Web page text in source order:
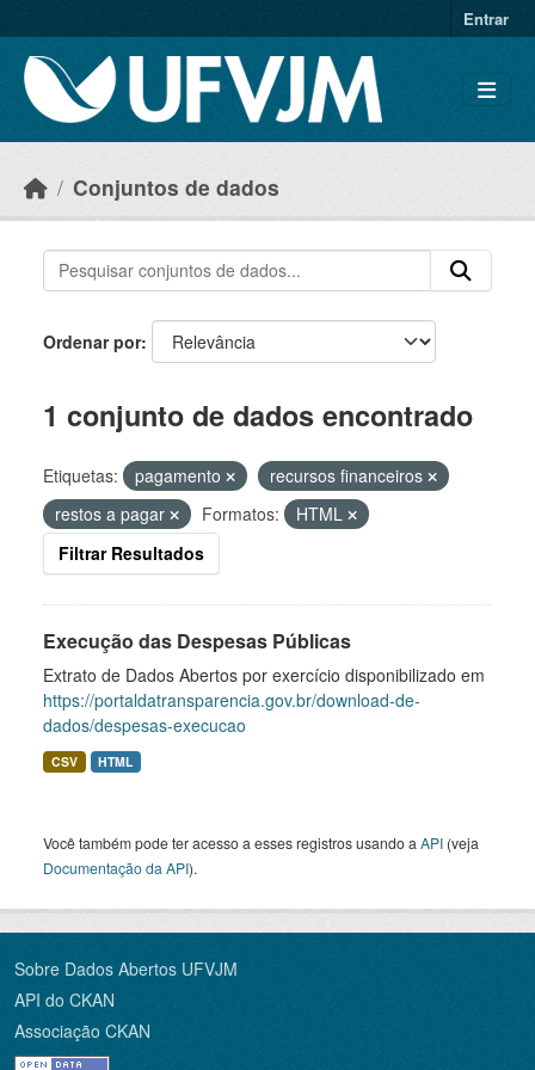
Entrar
Conjuntos de dados
Ordenar por
1 conjunto de dados encontrado
Etiquetas: pagamento
recursos financeiros
restos a pagar
Formatos:
HTML
Filtrar Resultados
Execução das Despesas Públicas
Extrato de Dados Abertos por exercício disponibilizado em
https://portaldatransparencia.gov.br/download-de-
dados/despesas-execucao
CSV HTML
Você também pode ter acesso a esses registros usando a API (veja
Documentação da API).
Sobre Dados Abertos UFVJM
API do CKAN
Associação CKAN